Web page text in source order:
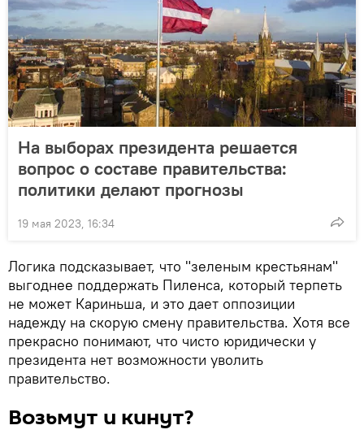
На выборах президента решается
вопрос о составе правительства:
политики делают прогнозы
19 мая 2023, 16:34
Логика подсказывает, что "зеленым крестьянам"
выгоднее поддержать Пиленса, который терпеть
не может Кариньша, и это дает оппозиции
надежду на скорую смену правительства. Хотя все
прекрасно понимают, что чисто юридически у
президента нет возможности уволить
правительство.
Возьмут и кинут?